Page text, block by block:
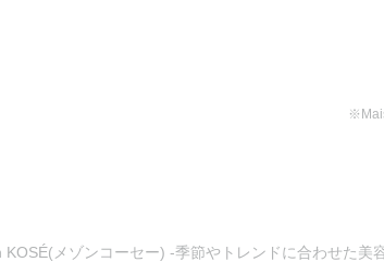
メゾンコーセー) -季節やトレンドに合わせた美